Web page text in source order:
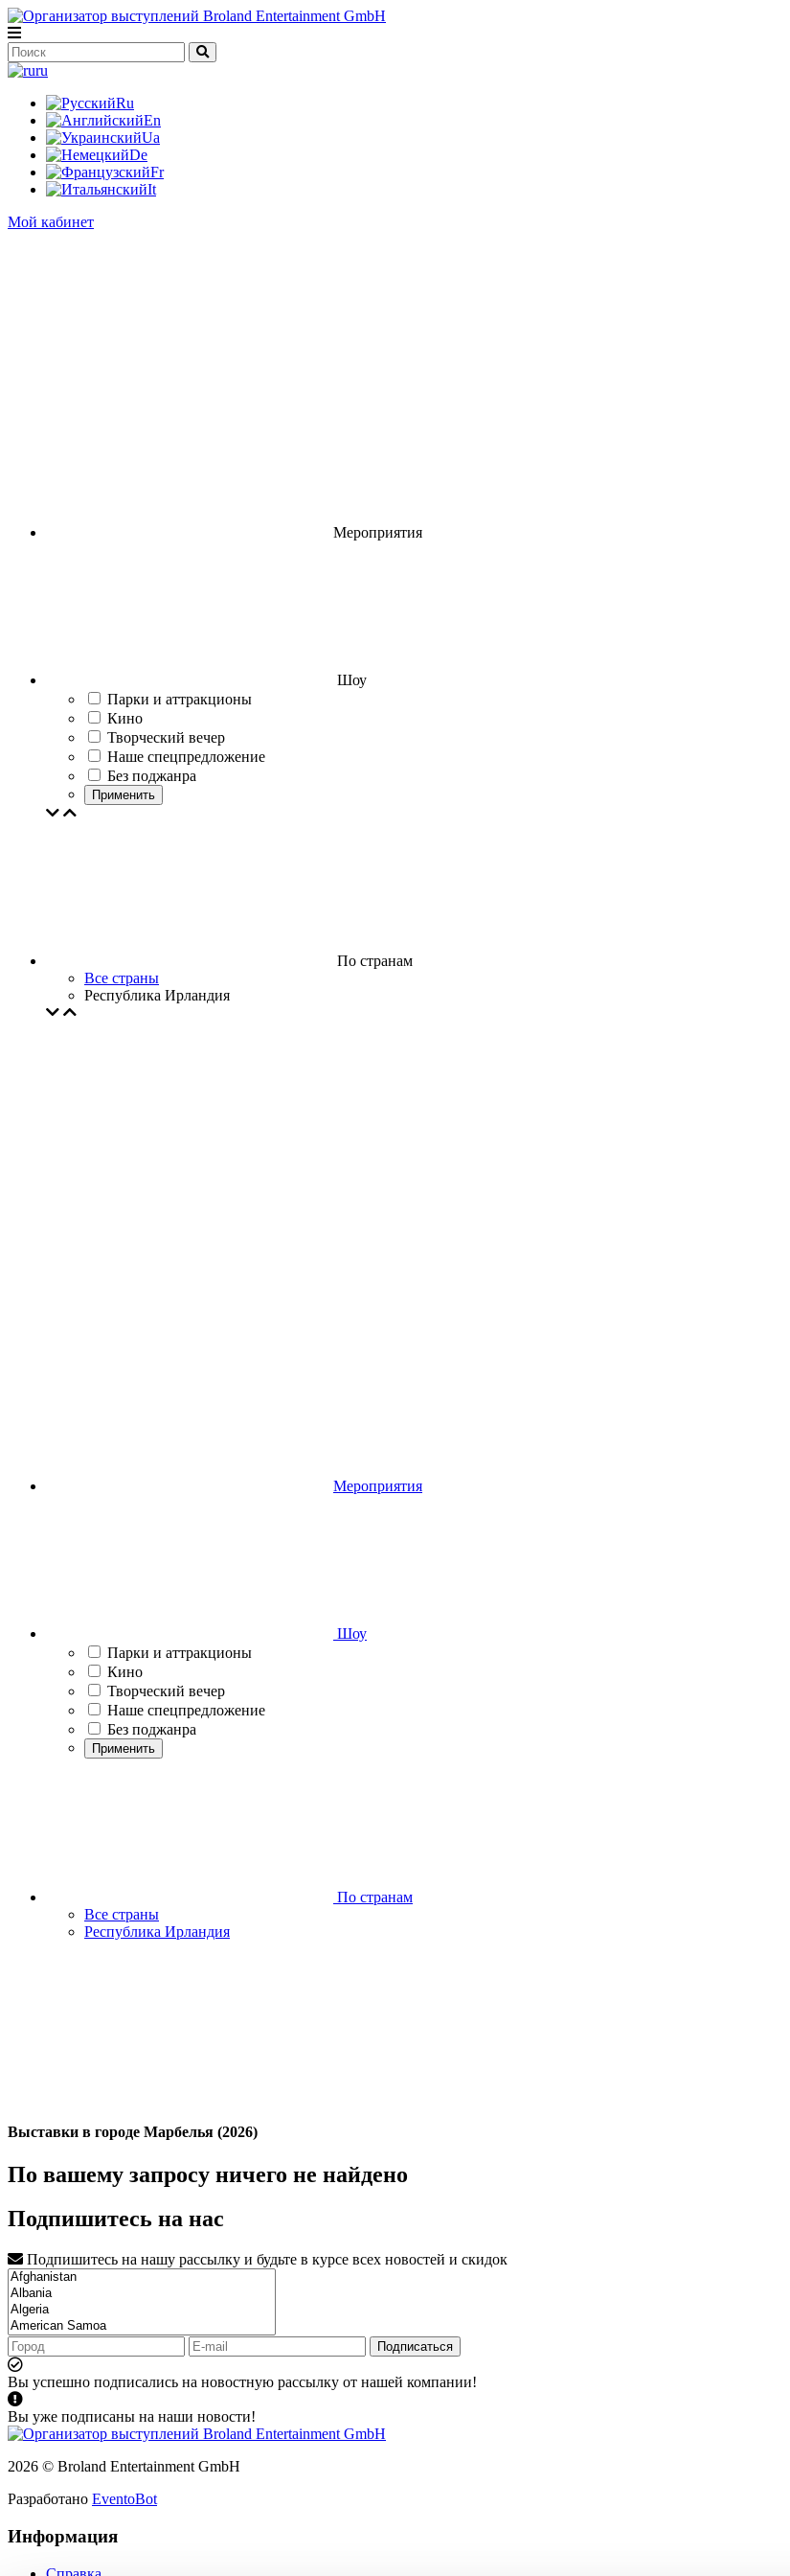
ru
Ru
En
Ua
De
Fr
It
Мой кабинет
Мероприятия
Шоу
Парки и аттракционы
Кино
Творческий вечер
Наше спецпредложение
Без поджанра
Применить
По странам
Все страны
Республика Ирландия
Мероприятия
Шоу
Парки и аттракционы
Кино
Творческий вечер
Наше спецпредложение
Без поджанра
Применить
По странам
Все страны
Республика Ирландия
Выставки в городе Марбелья (2026)
По вашему запросу ничего не найдено
Подпишитесь на нас
Подпишитесь на нашу рассылку и будьте в курсе всех новостей и скидок
Подписаться
Вы успешно подписались на новостную рассылку от нашей компании!
Вы уже подписаны на наши новости!
2026 © Broland Entertainment GmbH
Разработано EventoBot
Информация